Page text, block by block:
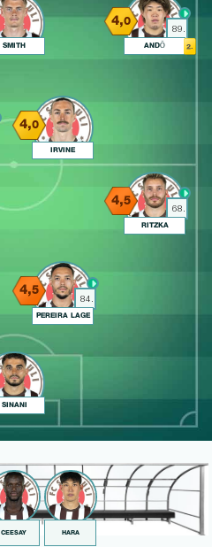
SMITH
89.
4,0
ANDŌ 2.
4,0
IRVINE
68.
4,5
RITZKA
84.
4,5
PEREIRA LAGE
SINANI
CEESAY HARA